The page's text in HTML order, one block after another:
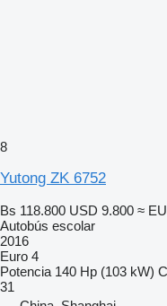
8
Yutong ZK 6752
Bs 118.800 USD 9.800 ≈
Autobús escolar
2016
Euro 4
Potencia 140 Hp (103 kW)
31